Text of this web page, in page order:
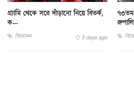
গ্র্যামি থেকে সরে দাঁড়ানো নিয়ে বিতর্ক,
ক...
বিনোদন 5 days ago
৭৩তম